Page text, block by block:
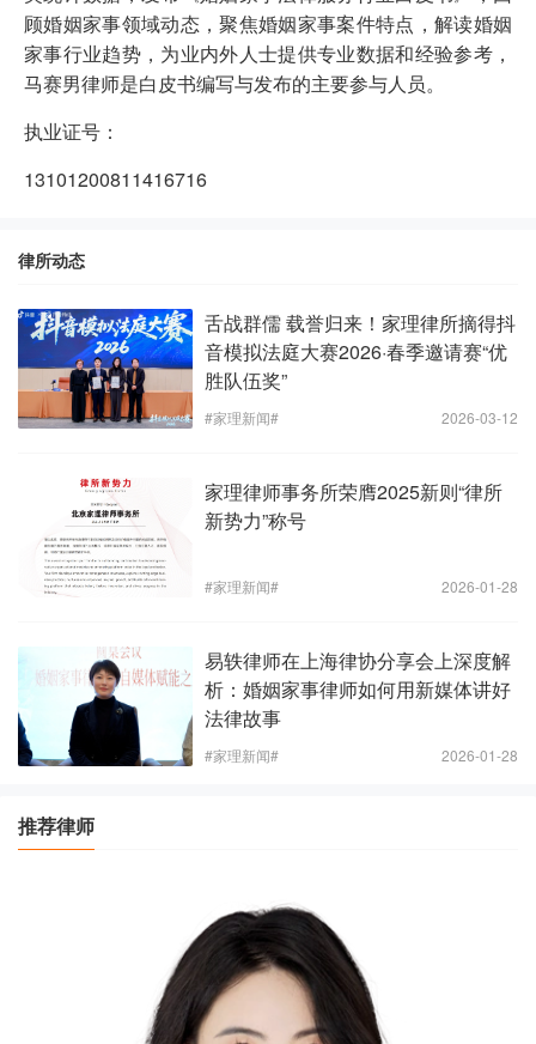
顾婚姻家事领域动态，聚焦婚姻家事案件特点，解读婚姻
家事行业趋势，为业内外人士提供专业数据和经验参考，
马赛男律师是白皮书编写与发布的主要参与人员。
执业证号：
13101200811416716
律所动态
舌战群儒 载誉归来！家理律所摘得抖
音模拟法庭大赛2026·春季邀请赛“优
胜队伍奖”
#家理新闻# 2026-03-12
家理律师事务所荣膺2025新则“律所
新势力”称号
#家理新闻# 2026-01-28
易轶律师在上海律协分享会上深度解
析：婚姻家事律师如何用新媒体讲好
法律故事
#家理新闻# 2026-01-28
推荐律师